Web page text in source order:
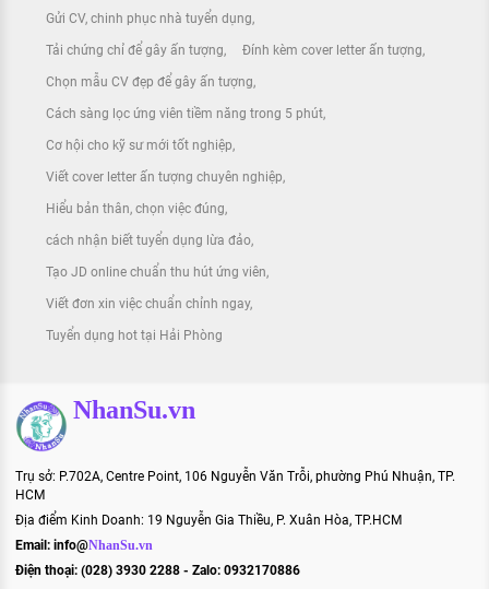
Gửi CV, chinh phục nhà tuyển dụng
Tải chứng chỉ để gây ấn tượng Đính kèm cover letter ấn tượng
Chọn mẫu CV đẹp để gây ấn tượng
Cách sàng lọc ứng viên tiềm năng trong 5 phút
Cơ hội cho kỹ sư mới tốt nghiệp
Viết cover letter ấn tượng chuyên nghiệp
Hiểu bản thân, chọn việc đúng
cách nhận biết tuyển dụng lừa đảo
Tạo JD online chuẩn thu hút ứng viên
Viết đơn xin việc chuẩn chỉnh ngay
Tuyển dụng hot tại Hải Phòng
NhanSu.vn
Trụ sở: P.702A, Centre Point, 106 Nguyễn Văn Trỗi, phường Phú Nhuận, TP.
HCM
Địa điểm Kinh Doanh: 19 Nguyễn Gia Thiều, P. Xuân Hòa, TP.HCM
Email: info@NhanSu.vn
Điện thoại: (028) 3930 2288 - Zalo: 0932170886